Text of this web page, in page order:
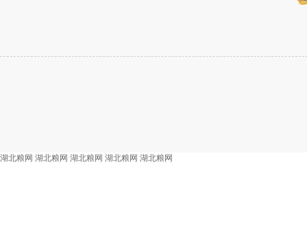
湖北粮网 湖北粮网 湖北粮网 湖北粮网 湖北粮网